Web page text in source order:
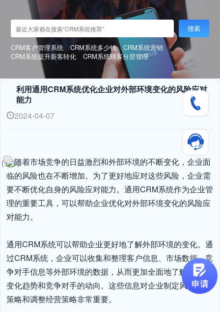
搜索
CRM客户管理系统 CRM系统多少钱
CRM系统营销
CRM系统提升新客转化
CRM系统顾客分层管理
利用通用CRM系统优化企业对外部环境变化的风险应对
能力
2024-04-07
随着市场竞争的日益激烈和外部环境的不断变化，企业面
临的风险也在不断增加。为了更好地应对这些风险，企业需
要不断优化自身的风险应对能力。通用CRM系统作为企业管
理的重要工具，可以帮助企业优化对外部环境变化的风险应
对能力。
通用CRM系统可以帮助企业更好地了解外部环境的变化。通
过CRM系统，企业可以收集和整理客户信息、市场数据、竞
争对手信息等外部环境的数据，从而更加全面地了解市场的
变化趋势和竞争对手的动向。这些信息对企业制定风险应对
策略和调整经营策略非常重要。